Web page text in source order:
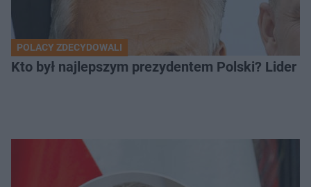
POLACY ZDECYDOWALI
Kto był najlepszym prezydentem Polski? Lider